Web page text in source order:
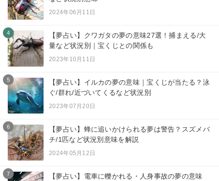
2024年06月11日
4
【夢占い】クワガタの夢の意味27選！捕まえる/大
量など状況別｜宝くじとの関係も
2023年10月11日
5
【夢占い】イルカの夢の意味｜宝くじが当たる？泳
ぐ/群れ/近づいてくるなど状況別
2023年07月20日
6
【夢占い】蜂に追いかけられる夢は警告？スズメバ
チ/1匹など状況別意味を解説
2024年05月12日
7
【夢占い】電車に轢かれる・人身事故の夢の意味